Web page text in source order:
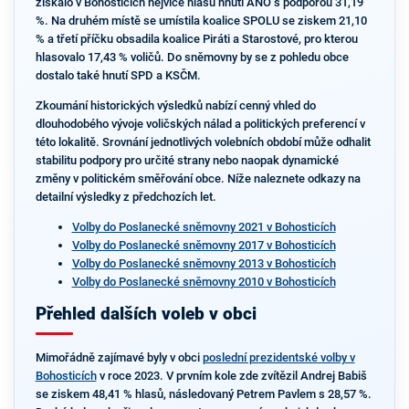
%. Na druhém místě se umístila koalice SPOLU se ziskem 21,10
% a třetí příčku obsadila koalice Piráti a Starostové, pro kterou
hlasovalo 17,43 % voličů. Do sněmovny by se z pohledu obce
dostalo také hnutí SPD a KSČM.
Zkoumání historických výsledků nabízí cenný vhled do
dlouhodobého vývoje voličských nálad a politických preferencí v
této lokalitě. Srovnání jednotlivých volebních období může odhalit
stabilitu podpory pro určité strany nebo naopak dynamické
změny v politickém směřování obce. Níže naleznete odkazy na
detailní výsledky z předchozích let.
Volby do Poslanecké sněmovny 2021 v Bohosticích
Volby do Poslanecké sněmovny 2017 v Bohosticích
Volby do Poslanecké sněmovny 2013 v Bohosticích
Volby do Poslanecké sněmovny 2010 v Bohosticích
Přehled dalších voleb v obci
Mimořádně zajímavé byly v obci poslední prezidentské volby v
Bohosticíchv roce 2023. V prvním kole zde zvítězil Andrej Babiš
se ziskem 48,41 % hlasů, následovaný Petrem Pavlem s 28,57 %.